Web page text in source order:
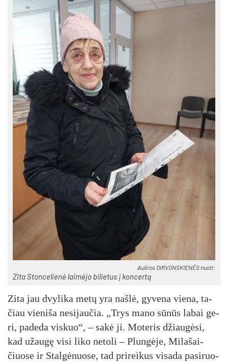
Auš­ros DIR­VONS­KIE­NĖS nuo­tr.
Zi­ta Ston­ce­lie­nė lai­mė­jo bi­lie­tus į kon­cer­tą
Zi­ta jau dvy­li­ka me­tų yra naš­lė, gy­ve­na vie­na, ta­
čiau vie­ni­ša ne­si­jau­čia. „Trys ma­no sū­nūs la­bai ge­
ri, pa­de­da vis­kuo“, – sa­kė ji. Mo­te­ris džiau­gė­si,
kad užau­gę vi­si li­ko ne­to­li – Plun­gė­je, Mi­la­šai­
čiuo­se ir Stal­gė­nuo­se, tad pri­rei­kus vi­sa­da pa­si­ruo­